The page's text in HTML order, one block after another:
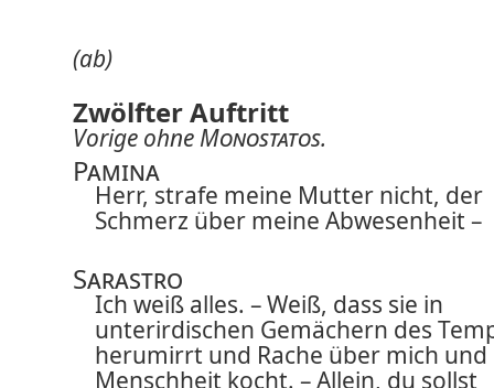
(ab)
Zwölfter Auftritt
Vorige ohne Monostatos.
Pamina
Herr, strafe meine Mutter nicht, der
Schmerz über meine Abwesenheit –
Sarastro
Ich weiß alles. – Weiß, dass sie in
unterirdischen Gemächern des
herumirrt und Rache über mich und
Menschheit kocht. – Allein, du sollst